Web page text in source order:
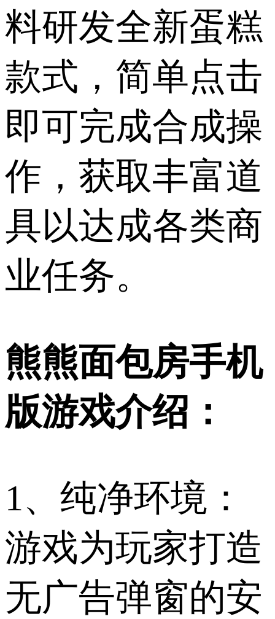
料研发全新蛋糕
款式，简单点击
即可完成合成操
作，获取丰富道
具以达成各类商
业任务。
熊熊面包房手机
版游戏介绍：
1、纯净环境：
游戏为玩家打造
无广告弹窗的安